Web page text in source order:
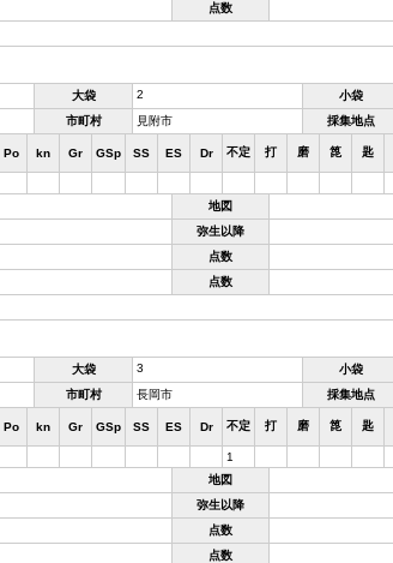
点数
大袋 2
小袋
市町村 見附市 採集地点
Po kn Gr GSp SS ES Dr 不定 打 磨 箆 匙
地図
弥生以降
点数
点数
大袋 3
小袋
市町村 長岡市 採集地点
Po kn Gr GSp SS ES Dr 不定 打 磨 箆 匙
1
地図
弥生以降
点数
点数